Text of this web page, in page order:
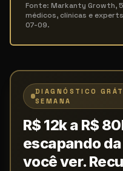
Fonte: Markanty Growth,
médicos, clínicas e
07-09.
DIAGNÓSTICO
SEMANA
R$ 12k a R$
escapando
você ver.